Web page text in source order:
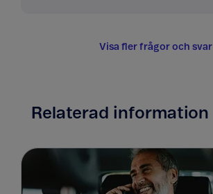
Visa fler frågor och svar
Relaterad information